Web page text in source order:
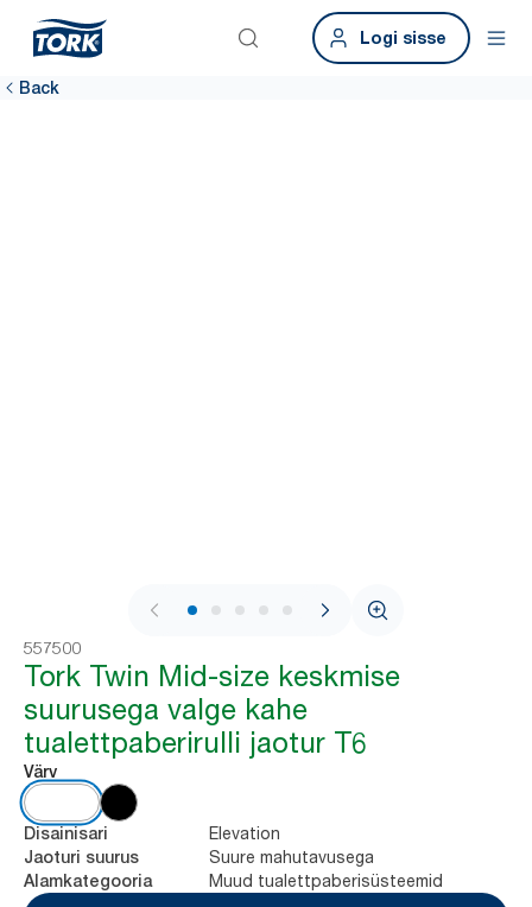
Logi sisse
Back
1 / 8
557500
Tork Twin Mid-size keskmise
suurusega valge kahe
tualettpaberirulli jaotur T6
Värv
Disainisari Elevation
Jaoturi suurus Suure mahutavusega
Alamkategooria
Muud tualettpaberisüsteemid